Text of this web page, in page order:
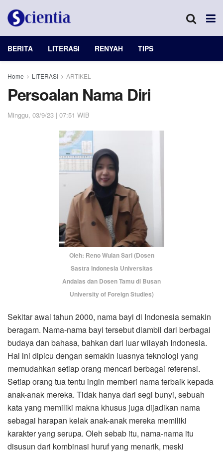
BERITA LITERASI RENYAH TIPS
Home LITERASI ARTIKEL
Persoalan Nama Diri
Minggu, 03/9/23 | 07:51 WIB
Oleh: Reno Wulan Sari (Dosen
Sastra Indonesia Universitas
Andalas dan Dosen Tamu di Busan
University of Foreign Studies)
Sekitar awal tahun 2000, nama bayi di Indonesia semakin
beragam. Nama-nama bayi tersebut diambil dari berbagai
budaya dan bahasa, bahkan dari luar wilayah Indonesia.
Hal ini dipicu dengan semakin luasnya teknologi yang
memudahkan setiap orang mencari berbagai referensi.
Setiap orang tua tentu ingin memberi nama terbaik kepada
anak-anak mereka. Tidak hanya dari segi bunyi, sebuah
kata yang memiliki makna khusus juga dijadikan nama
sebagai harapan kelak anak-anak mereka memiliki
karakter yang serupa. Oleh sebab itu, nama-nama itu
disusun dari kombinasi huruf yang menarik, meski